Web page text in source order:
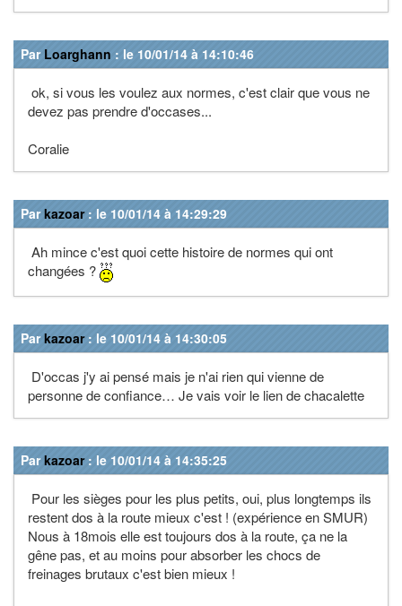
Par Loarghann : le 10/01/14 à 14:10:46
ok, si vous les voulez aux normes, c'est clair que vous ne
devez pas prendre d'occases...
Coralie
Parkazoar: le 10/01/14 à 14:29:29
Ah mince c'est quoi cette histoire de normes qui ont
changées ?
Parkazoar: le 10/01/14 à 14:30:05
D'occas j'y ai pensé mais je n'ai rien qui vienne de
personne de confiance… Je vais voir le lien de chacalette
Parkazoar: le 10/01/14 à 14:35:25
Pour les sièges pour les plus petits, oui, plus longtemps ils
restent dos à la route mieux c'est ! (expérience en SMUR)
Nous à 18mois elle est toujours dos à la route, ça ne la
gêne pas, et au moins pour absorber les chocs de
freinages brutaux c'est bien mieux !